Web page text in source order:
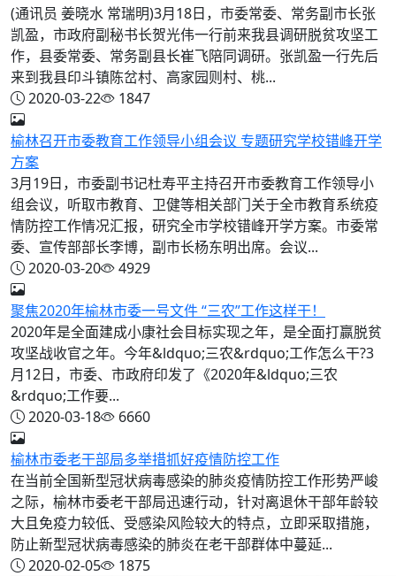
(通讯员 姜晓水 常瑞明)3月18日，市委常委、常务副市长张
凯盈，市政府副秘书长贺光伟一行前来我县调研脱贫攻坚工
作，县委常委、常务副县长崔飞陪同调研。张凯盈一行先后
来到我县印斗镇陈岔村、高家园则村、桃...
2020-03-22
1847
榆林召开市委教育工作领导小组会议 专题研究学校错峰开学
方案
3月19日，市委副书记杜寿平主持召开市委教育工作领导小
组会议，听取市教育、卫健等相关部门关于全市教育系统疫
情防控工作情况汇报，研究全市学校错峰开学方案。市委常
委、宣传部部长李博，副市长杨东明出席。会议...
2020-03-20
4929
聚焦2020年榆林市委一号文件 “三农”工作这样干！
2020年是全面建成小康社会目标实现之年，是全面打赢脱贫
攻坚战收官之年。今年&ldquo;三农&rdquo;工作怎么干?3
月12日，市委、市政府印发了《2020年&ldquo;三农
&rdquo;工作要...
2020-03-18
6660
榆林市委老干部局多举措抓好疫情防控工作
在当前全国新型冠状病毒感染的肺炎疫情防控工作形势严峻
之际，榆林市委老干部局迅速行动，针对离退休干部年龄较
大且免疫力较低、受感染风险较大的特点，立即采取措施，
防止新型冠状病毒感染的肺炎在老干部群体中蔓延...
2020-02-05
1875